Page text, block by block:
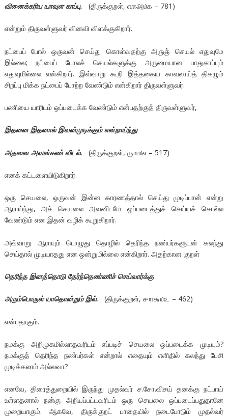
வினைக்கரிய யாவுள காப்பு. (திருக்குறள், ௭௱௮௰௧ – 781)
என்றும் திருவள்ளுவர் வினவி விளக்குகிறார்.
நட்பைப் போல் ஒருவன் செய்து கொள்வதற்கு அருஞ் செயல் எதுவுமே
இல்லை; நட்பைப் போலச் செயல்களுக்கு அருமையான பாதுகாப்பும்
எதுவுமில்லை என்கிறார். இவ்வாறு கூறி இத்தகைய காவலாய்த் திகழும்
சிறப்பு மிக்க நட்பைப் போற்ற வேண்டும் என்கிறார் திருவள்ளுவர்.
பணியை யாரிடம் ஒப்படைக்க வேண்டும் என்பதற்குத் திருவள்ளுவர்,
இதனை இதனால் இவன்முடிக்கும் என்றாய்ந்து
அதனை அவன்கண் விடல். (திருக்குறள், ௫௱௰௭ – 517)
எனக் கட்டளையிடுகிறார்.
ஒரு செயலை, ஒருவன் இன்ன காரணத்தால் செய்து முடிப்பான் என்று
ஆராய்ந்து, அச் செயலை அவனிடமே ஒப்படைத்துச் செய்யச் சொல்ல
வேண்டும் என இதன் வழிக் கூறுகிறார்.
அவ்வாறு ஆராயும் பொழுது தொழில் தெரிந்த நண்பர்களுடன் கலந்து
செய்தால் முடியாதது என ஒன்றுமில்லை என்கிறார். அதற்கான குறள்
தெரிந்த இனத்தொடு தேர்ந்தெண்ணிச் செய்வார்க்கு
அரும்பொருள் யாதொன்றும் இல். (திருக்குறள், ௪௱௬௰௨ – 462)
என்பதாகும்.
நமக்கு அறிமுகமில்லாதவரிடம் எப்படிச் செயலை ஒப்படைக்க முடியும்?
நமக்குத் தெரிந்த நண்பர்கள் என்றால் எதையும் எளிதில் கலந்து பேசி
முடிக்கலாம் அல்லவா?
எனவே, திரைத்துறையில் இருந்து முதல்வர் ச.சோ.விசய் தனக்கு நட்பாய்
உள்ளதனால் நன்கு அறியப்பட்டவரிடம் ஒரு செயலை ஒப்படைப்பதுதானே
முறையாகும். ஆகவே, திருக்குறட் பாதையில் நடைபோடும் முதல்வர்